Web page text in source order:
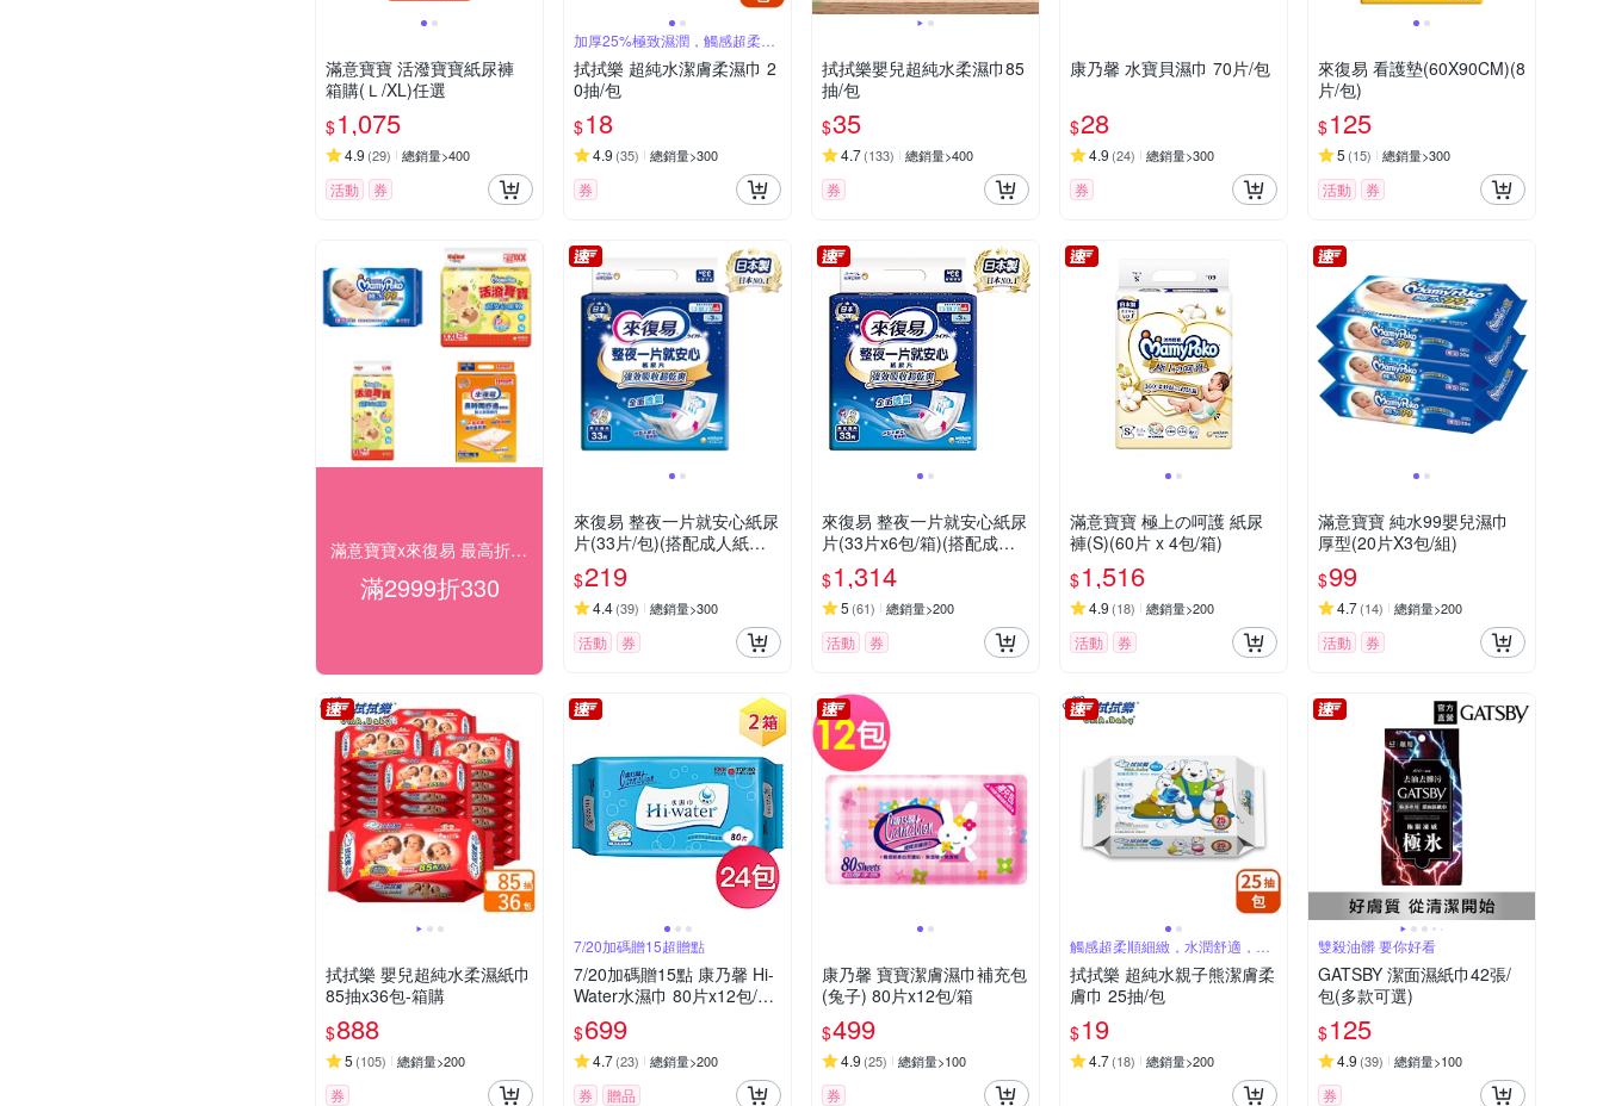
滿意寶寶 活潑寶寶紙尿褲
箱購(Ｌ/XL)任選
$1,075
4.9 (29) 總銷量>400
活動 券
加厚25%極致濕潤，觸感超柔順
細緻
拭拭樂 超純水潔膚柔濕巾 2
0抽/包
$18
4.9 (35) 總銷量>300
券
拭拭樂嬰兒超純水柔濕巾85
抽/包
$35
4.7(133) 總銷量>400
券
康乃馨 水寶貝濕巾 70片/包
$28
4.9 (24) 總銷量>300
券
來復易 看護墊(60X90CM)(8
片/包)
$125
5 (15) 總銷量>300
活動 券
滿意寶寶x來復易 最高折330
滿2999折330
來復易 整夜一片就安心紙尿
片(33片/包)(搭配成人紙尿
褲)
$219
4.4(39) 總銷量>300
活動 券
來復易 整夜一片就安心紙尿
片(33片x6包/箱)(搭配成人
紙尿褲)
$1,314
5 (61) 總銷量>200
活動 券
滿意寶寶 極上の呵護 紙尿
褲(S)(60片 x 4包/箱)
$1,516
4.9 (18) 總銷量>200
活動 券
滿意寶寶 純水99嬰兒濕巾
厚型(20片X3包/組)
$99
4.7(14) 總銷量>200
活動 券
拭拭樂 嬰兒超純水柔濕紙巾
85抽x36包-箱購
$888
5 (105) 總銷量>200
券
7/20加碼贈15超贈點
7/20加碼贈15點 康乃馨 Hi-
Water水濕巾 80片x12包/箱
【2箱組24包】
$699
4.7(23) 總銷量>200
券 贈品
康乃馨 寶寶潔膚濕巾補充包
(兔子) 80片x12包/箱
$499
4.9 (25) 總銷量>100
券
觸感超柔順細緻，水潤舒適，給
寶寶細緻呵護
拭拭樂 超純水親子熊潔膚柔
膚巾 25抽/包
$19
4.7(18) 總銷量>200
雙殺油髒 要你好看
GATSBY 潔面濕紙巾42張/
包(多款可選)
$125
4.9 (39) 總銷量>100
券